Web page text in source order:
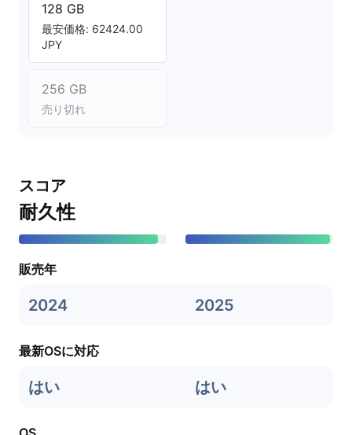
128 GB
最安価格: 62424.00
JPY
256 GB
売り切れ
スコア
耐久性
販売年
2024 2025
最新OSに対応
はい はい